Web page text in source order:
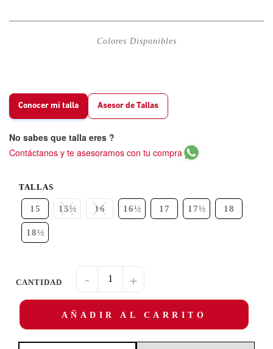
Conocer mi talla Asesor de Tallas
No sabes que talla eres ?
Contáctanos y te asesoramos con tu compra
TALLAS
15 15½ 16 16½ 17 17½ 18
18½
- +
AÑADIR AL CARRITO